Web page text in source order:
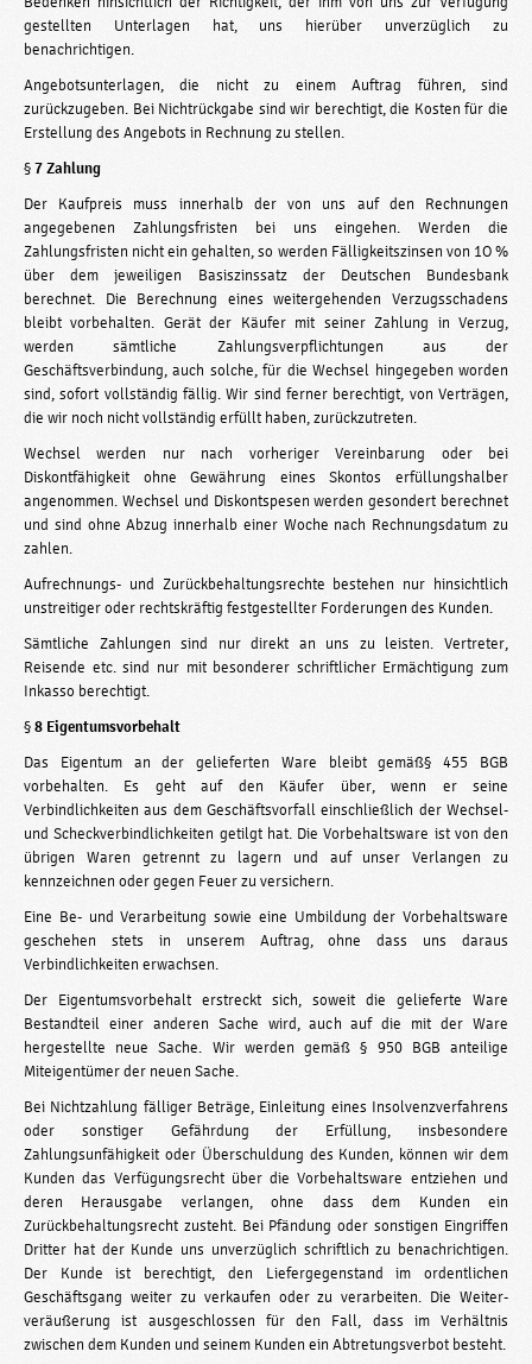
gestellten Unterlagen hat, uns hierüber unverzüglich zu
benachrichtigen.
Angebotsunterlagen, die nicht zu einem Auftrag führen, sind
zurückzugeben. Bei Nichtrückgabe sind wir berechtigt, die Kosten für die
Erstellung des Angebots in Rechnung zu stellen.
§7 Zahlung
Der Kaufpreis muss innerhalb der von uns auf den Rechnungen
angegebenen Zahlungsfristen bei uns eingehen. Werden die
Zahlungsfristen nicht ein­ gehalten, so werden Fälligkeitszinsen von 1O %
über dem jeweiligen Basiszinssatz der Deutschen Bundesbank
berechnet. Die Berechnung eines weitergehenden Verzugsschadens
bleibt vorbehalten. Gerät der Käufer mit seiner Zahlung in Verzug,
werden sämtliche Zahlungsverpflichtungen aus der
Geschäftsverbindung, auch solche, für die Wechsel hingegeben worden
sind, sofort vollständig fällig. Wir sind ferner berechtigt, von Verträgen,
die wir noch nicht vollständig erfüllt haben, zurückzutreten.
Wechsel werden nur nach vorheriger Vereinbarung oder bei
Diskontfähigkeit ohne Gewährung eines Skontos erfüllungshalber
angenommen. Wechsel­ und Diskontspesen werden gesondert berechnet
und sind ohne Abzug innerhalb einer Woche nach Rechnungsdatum zu
zahlen.
Aufrechnungs- und Zurückbehaltungsrechte bestehen nur hinsichtlich
unstreitiger oder rechtskräftig festgestellter Forderungen des Kunden.
Sämtliche Zahlungen sind nur direkt an uns zu leisten. Vertreter,
Reisende etc. sind nur mit besonderer schriftlicher Ermächtigung zum
Inkasso berechtigt.
§8 Eigentumsvorbehalt
Das Eigentum an der gelieferten Ware bleibt gemäß§ 455 BGB
vorbehalten. Es geht auf den Käufer über, wenn er seine
Verbindlichkeiten aus dem Geschäftsvorfall einschließlich der Wechsel-
und Scheckverbindlichkeiten getilgt hat. Die Vorbehaltsware ist von den
übrigen Waren getrennt zu lagern und auf unser Verlangen zu
kennzeichnen oder gegen Feuer zu versichern.
Eine Be- und Verarbeitung sowie eine Umbildung der Vorbehaltsware
geschehen stets in unserem Auftrag, ohne dass uns daraus
Verbindlichkeiten erwachsen.
Der Eigentumsvorbehalt erstreckt sich, soweit die gelieferte Ware
Bestandteil einer anderen Sache wird, auch auf die mit der Ware
hergestellte neue Sache. Wir werden gemäß § 950 BGB anteilige
Miteigentümer der neuen Sache.
Bei Nichtzahlung fälliger Beträge, Einleitung eines Insolvenzverfahrens
oder sonstiger Gefährdung der Erfüllung, insbesondere
Zahlungsunfähigkeit oder Überschuldung des Kunden, können wir dem
Kunden das Verfügungsrecht über die Vorbehaltsware entziehen und
deren Herausgabe verlangen, ohne dass dem Kunden ein
Zurückbehaltungsrecht zusteht. Bei Pfändung oder sonstigen Eingriffen
Dritter hat der Kunde uns unverzüglich schriftlich zu benachrichtigen.
Der Kunde ist berechtigt, den Liefergegenstand im ordentlichen
Geschäftsgang weiter zu verkaufen oder zu verarbeiten. Die Weiter­
veräußerung ist ausgeschlossen für den Fall, dass im Verhältnis
zwischen dem Kunden und seinem Kunden ein Abtretungsverbot besteht.